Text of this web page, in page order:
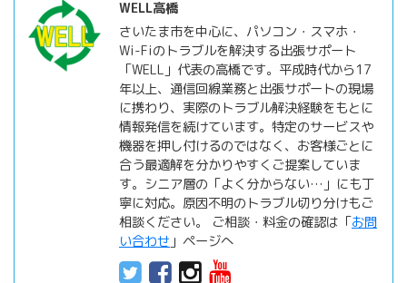
WELL高橋
さいたま市を中心に、パソコン・スマホ・
Wi-Fiのトラブルを解決する出張サポート
「WELL」代表の高橋です。平成時代から17
年以上、通信回線業務と出張サポートの現場
に携わり、実際のトラブル解決経験をもとに
情報発信を続けています。特定のサービスや
機器を押し付けるのではなく、お客様ごとに
合う最適解を分かりやすくご提案していま
す。シニア層の「よく分からない…」にも丁
寧に対応。原因不明のトラブル切り分けもご
相談ください。 ご相談・料金の確認は「お問
い合わせ 」ページへ